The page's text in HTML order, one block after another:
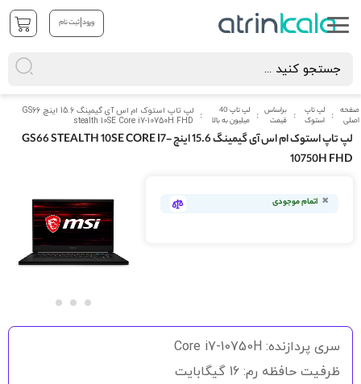
ورود|ثبت نام
صفحه
اصلی
لپ تاپ
استوک
براساس
قیمت
لپ تاپ 40
میلیون به بالا
لپ تاپ استوک ام اس آی گیمینگ 15.6 اینچ GS66
stealth 10SE Core i7-10750H FHD
لپ تاپ استوک ام اس آی گیمینگ 15.6 اینچ GS66 STEALTH 10SE CORE I7-
10750H FHD
انتهای
گالری
تصاویر
اتمام موجودی
سری پردازنده: Core i7-10750H
ظرفیت حافظه رم: 16 گیگابایت